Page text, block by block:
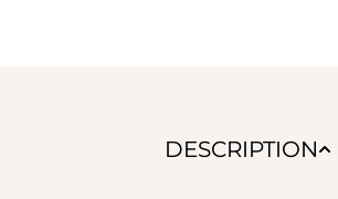
DESCRIPTION